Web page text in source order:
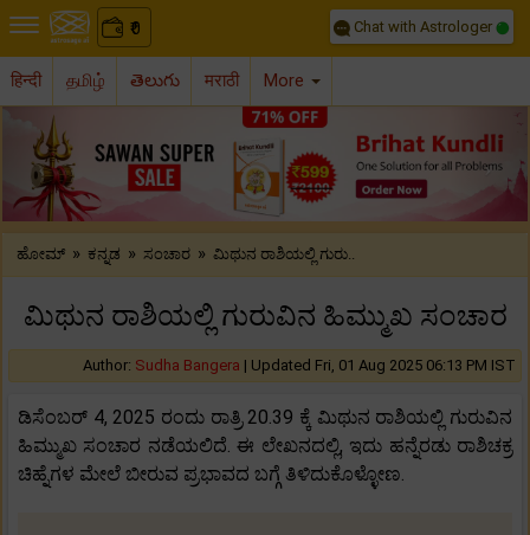
₹
0 Chat with Astrologer
हिन्दी தமிழ் తెలుగు मराठी More
Previous
ಹೋಮ್ » ಕನ್ನಡ » ಸಂಚಾರ » ಮಿಥುನ ರಾಶಿಯಲ್ಲಿ ಗುರು..
ಮಿಥುನ ರಾಶಿಯಲ್ಲಿ ಗುರುವಿನ ಹಿಮ್ಮುಖ ಸಂಚಾರ
Author: Sudha Bangera | Updated Fri, 01 Aug 2025 06:13 PM IST
ಡಿಸೆಂಬರ್ 4, 2025 ರಂದು ರಾತ್ರಿ 20.39 ಕ್ಕೆ ಮಿಥುನ ರಾಶಿಯಲ್ಲಿ ಗುರುವಿನ
ಹಿಮ್ಮುಖ ಸಂಚಾರ ನಡೆಯಲಿದೆ. ಈ ಲೇಖನದಲ್ಲಿ, ಇದು ಹನ್ನೆರಡು ರಾಶಿಚಕ್ರ
ಚಿಹ್ನೆಗಳ ಮೇಲೆ ಬೀರುವ ಪ್ರಭಾವದ ಬಗ್ಗೆ ತಿಳಿದುಕೊಳ್ಳೋಣ.